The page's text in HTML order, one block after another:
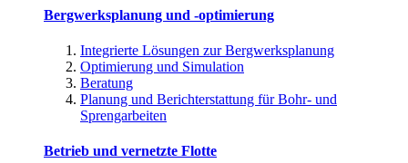
Bergwerksplanung und -optimierung
Integrierte Lösungen zur Bergwerksplanung
Optimierung und Simulation
Beratung
Planung und Berichterstattung für Bohr- und
Sprengarbeiten
Betrieb und vernetzte Flotte